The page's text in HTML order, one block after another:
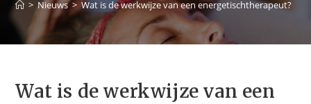
> Nieuws > Wat is de werkwijze van een energetischtherapeut?
Wat is de werkwijze van een